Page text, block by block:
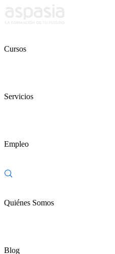
Cursos
Servicios
Empleo
Quiénes Somos
Blog